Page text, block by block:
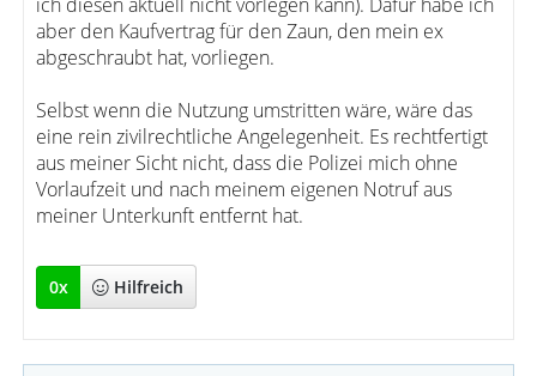
aber den Kaufvertrag für den Zaun, den mein ex
abgeschraubt hat, vorliegen.
Selbst wenn die Nutzung umstritten wäre, wäre das
eine rein zivilrechtliche Angelegenheit. Es rechtfertigt
aus meiner Sicht nicht, dass die Polizei mich ohne
Vorlaufzeit und nach meinem eigenen Notruf aus
meiner Unterkunft entfernt hat.
0x Hilfreich